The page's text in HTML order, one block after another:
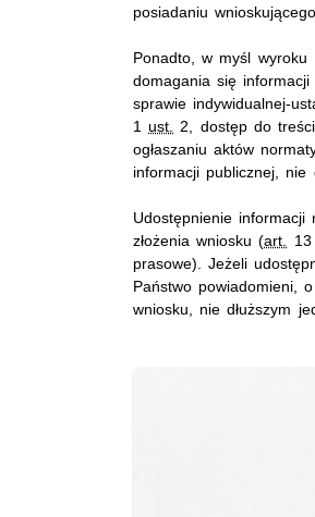
posiadaniu
Ponadto, w myśl wyroku
domagania się
sprawie indywidualnej-
1ust.
2, dostęp do
ogłaszaniu aktów
informacji publicznej, nie
Udostępnienie
złożenia wniosku (art.
prasowe). Jeżeli
Państwo powiadomieni,
wniosku, nie dłuższym